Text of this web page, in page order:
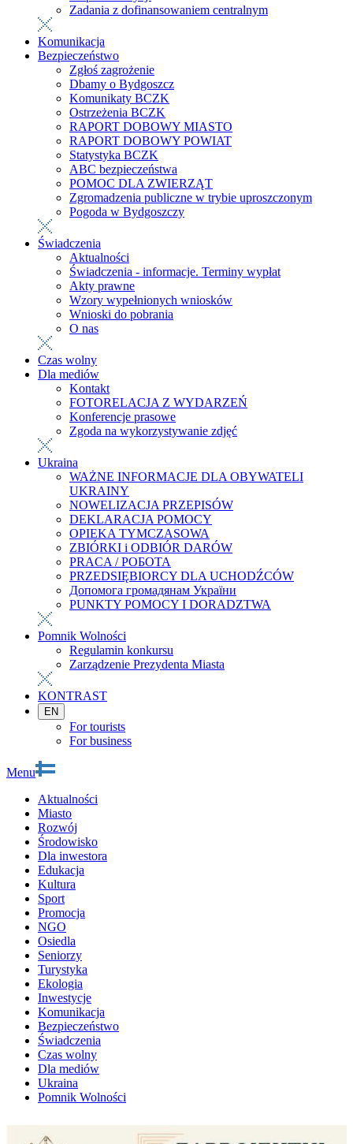
Zadania z dofinansowaniem centralnym
Komunikacja
Bezpieczeństwo
Zgłoś zagrożenie
Dbamy o Bydgoszcz
Komunikaty BCZK
Ostrzeżenia BCZK
RAPORT DOBOWY MIASTO
RAPORT DOBOWY POWIAT
Statystyka BCZK
ABC bezpieczeństwa
POMOC DLA ZWIERZĄT
Zgromadzenia publiczne w trybie uproszczonym
Pogoda w Bydgoszczy
Świadczenia
Aktualności
Świadczenia - informacje. Terminy wypłat
Akty prawne
Wzory wypełnionych wniosków
Wnioski do pobrania
O nas
Czas wolny
Dla mediów
Kontakt
FOTORELACJA Z WYDARZEŃ
Konferencje prasowe
Zgoda na wykorzystywanie zdjęć
Ukraina
WAŻNE INFORMACJE DLA OBYWATELI
UKRAINY
NOWELIZACJA PRZEPISÓW
DEKLARACJA POMOCY
OPIEKA TYMCZASOWA
ZBIÓRKI i ODBIÓR DARÓW
PRACA / РОБОТА
PRZEDSIĘBIORCY DLA UCHODŹCÓW
Допомога громадянам України
PUNKTY POMOCY I DORADZTWA
Pomnik Wolności
Regulamin konkursu
Zarządzenie Prezydenta Miasta
KONTRAST
EN
For tourists
For business
Menu
Aktualności
Miasto
Rozwój
Środowisko
Dla inwestora
Edukacja
Kultura
Sport
Promocja
NGO
Osiedla
Seniorzy
Turystyka
Ekologia
Inwestycje
Komunikacja
Bezpieczeństwo
Świadczenia
Czas wolny
Dla mediów
Ukraina
Pomnik Wolności